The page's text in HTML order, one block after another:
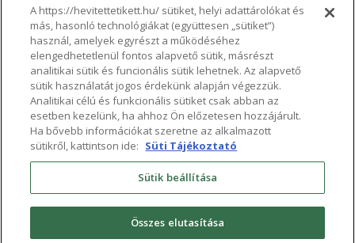
Vissza
Tovább
Adatkezelési nyilatkozat
Impresszum
A https://hevitettetikett.hu/ sütiket, helyi adattárolókat és
más, hasonló technológiákat (együttesen „sütiket”)
használ, amelyek egyrészt a működéséhez
elengedhetetlenül fontos alapvető sütik, másrészt
analitikai sütik és funcionális sütik lehetnek. Az alapvető
sütik használatát jogos érdekünk alapján végezzük.
Analitikai célú és funkcionális sütiket csak abban az
esetben kezelünk, ha ahhoz Ön előzetesen hozzájárult.
Ha bővebb információkat szeretne az alkalmazott
sütikről, kattintson ide: Süti Tájékoztató
Sütik beállítása
Összes elutasítása